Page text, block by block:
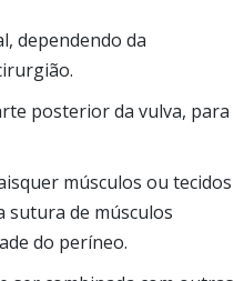
dependendo da
posterior da vulva, para
músculos ou tecidos
sutura de músculos
do períneo.